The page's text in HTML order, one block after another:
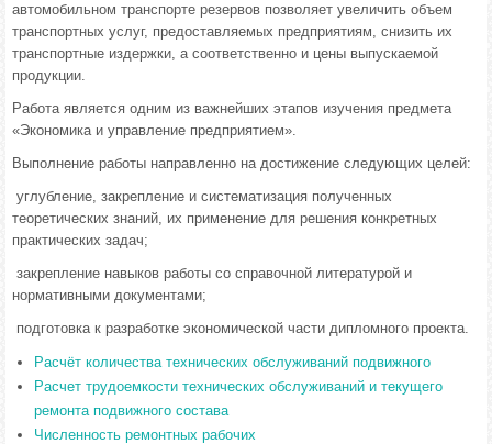
автомобильном транспорте резервов позволяет увеличить объем
транспортных услуг, предоставляемых предприятиям, снизить их
транспортные издержки, а соответственно и цены выпускаемой
продукции.
Работа является одним из важнейших этапов изучения предмета
«Экономика и управление предприятием».
Выполнение работы направленно на достижение следующих целей:
­ углубление, закрепление и систематизация полученных
теоретических знаний, их применение для решения конкретных
практических задач;
­ закрепление навыков работы со справочной литературой и
нормативными документами;
­ подготовка к разработке экономической части дипломного проекта.
Расчёт количества технических обслуживаний подвижного
Расчет трудоемкости технических обслуживаний и текущего
ремонта подвижного состава
Численность ремонтных рабочих